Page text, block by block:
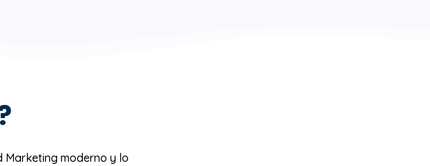
Marketing moderno y lo